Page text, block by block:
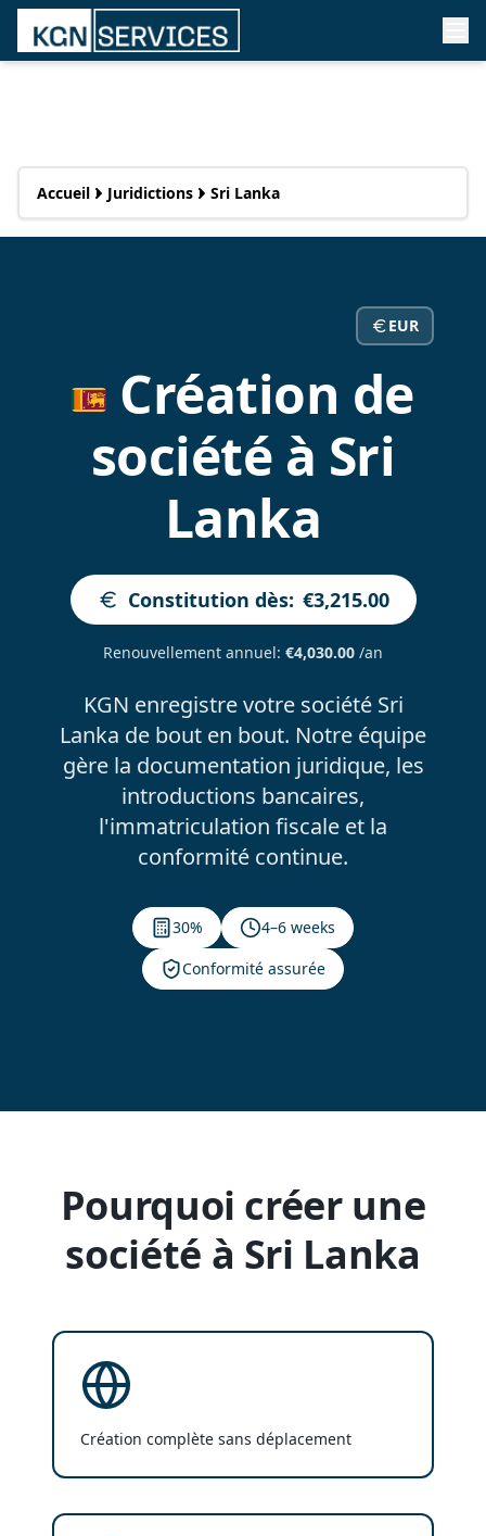
Accueil Juridictions Sri Lanka
EUR
Création de
société à Sri
Lanka
Constitution dès: €3,215.00
Renouvellement annuel: €4,030.00 /an
KGN enregistre votre société Sri
Lanka de bout en bout. Notre équipe
gère la documentation juridique, les
introductions bancaires,
l'immatriculation fiscale et la
conformité continue.
30%
4–6 weeks
Conformité assurée
Pourquoi créer une
société à Sri Lanka
Création complète sans déplacement